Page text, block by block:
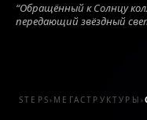
“Обращённый к Солнцу
передающий звёздный
STEPS › МЕГАСТРУКТУРЫ ›